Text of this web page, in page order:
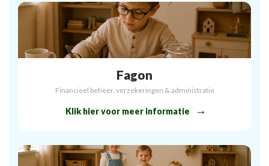
Fagon
Financieel beheer, verzekeringen & administratie
Klik hier voor meer informatie